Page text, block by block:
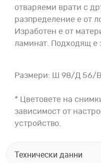
отваряеми врати с
разпределение е от
Изработен е от
ламинат. Подходящ е
Размери: Ш 98/Д 56/В
* Цветовете на
зависимост от
устройство.
Технически данни